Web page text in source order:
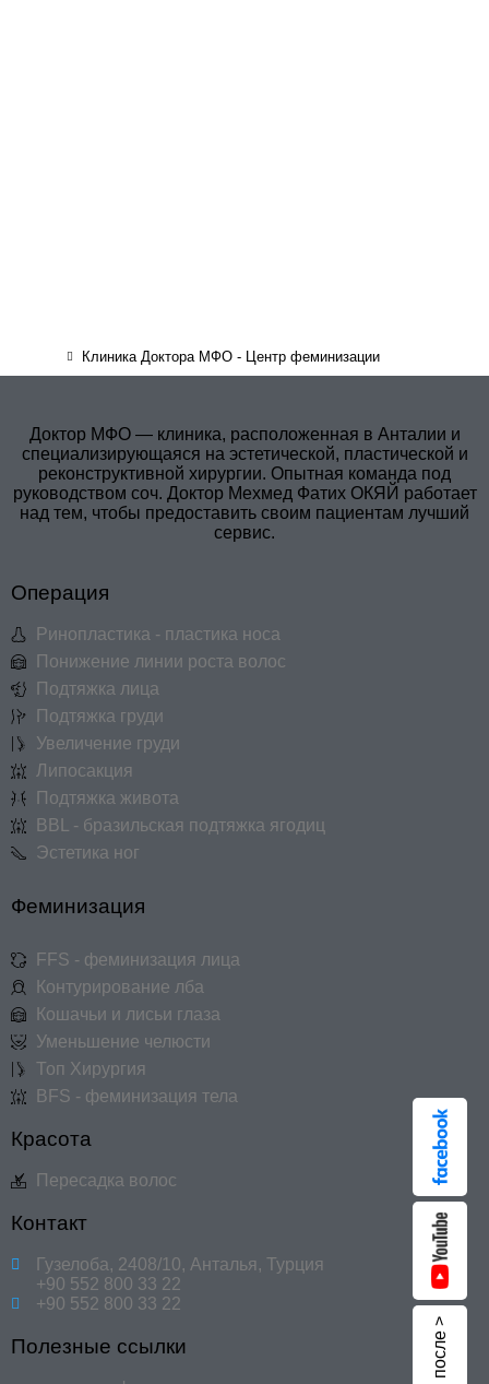
Клиника Доктора МФО - Центр феминизации
Доктор МФО — клиника, расположенная в Анталии и
специализирующаяся на эстетической, пластической и
реконструктивной хирургии. Опытная команда под
руководством соч. Доктор Мехмед Фатих ОКЯЙ работает
над тем, чтобы предоставить своим пациентам лучший
сервис.
Операция
Ринопластика - пластика носа
Понижение линии роста волос
Подтяжка лица
Подтяжка груди
Увеличение груди
Липосакция
Подтяжка живота
BBL - бразильская подтяжка ягодиц
Эстетика ног
Феминизация
FFS - феминизация лица
Контурирование лба
Кошачьи и лисьи глаза
Уменьшение челюсти
Топ Хирургия
BFS - феминизация тела
Красота
Пересадка волос
Контакт
Гузелоба, 2408/10, Анталья, Турция
+90 552 800 33 22
+90 552 800 33 22
Полезные ссылки